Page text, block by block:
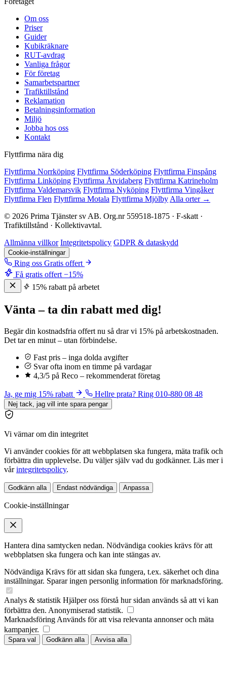
Om oss
Priser
Guider
Kubikräknare
RUT-avdrag
Vanliga frågor
För företag
Samarbetspartner
Trafiktillstånd
Reklamation
Betalningsinformation
Miljö
Jobba hos oss
Kontakt
Flyttfirma nära dig
Flyttfirma Norrköping Flyttfirma Söderköping Flyttfirma Finspång
Flyttfirma Linköping Flyttfirma Åtvidaberg Flyttfirma Katrineholm
Flyttfirma Valdemarsvik Flyttfirma Nyköping Flyttfirma Vingåker
Flyttfirma Flen Flyttfirma Motala Flyttfirma Mjölby Alla orter →
© 2026 Prima Tjänster sv AB. Org.nr 559518-1875 · F-skatt ·
Trafiktillstånd · Kollektivavtal.
Allmänna villkor Integritetspolicy GDPR & dataskydd
Cookie-inställningar
Ring oss Gratis offert
Få gratis offert −15%
15% rabatt på arbetet
Vänta – ta din rabatt med dig!
Begär din kostnadsfria offert nu så drar vi 15% på arbetskostnaden.
Det tar en minut – utan förbindelse.
Fast pris – inga dolda avgifter
Svar ofta inom en timme på vardagar
4,3/5 på Reco – rekommenderat företag
Ja, ge mig 15% rabatt Hellre prata? Ring 010-880 08 48
Nej tack, jag vill inte spara pengar
Vi värnar om din integritet
Vi använder cookies för att webbplatsen ska fungera, mäta trafik och
förbättra din upplevelse. Du väljer själv vad du godkänner. Läs mer i
vårintegritetspolicy.
Godkänn alla Endast nödvändiga Anpassa
Cookie-inställningar
Hantera dina samtycken nedan. Nödvändiga cookies krävs för att
webbplatsen ska fungera och kan inte stängas av.
Nödvändiga Krävs för att sidan ska fungera, t.ex. säkerhet och dina
inställningar. Sparar ingen personlig information för marknadsföring.
Analys & statistik Hjälper oss förstå hur sidan används så att vi kan
förbättra den. Anonymiserad statistik.
Marknadsföring Används för att visa relevanta annonser och mäta
kampanjer.
Spara val Godkänn alla Avvisa alla